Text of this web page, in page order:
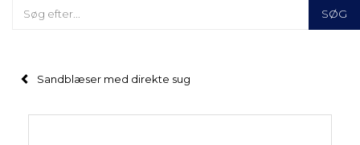
SØG
Sandblæser med direkte sug